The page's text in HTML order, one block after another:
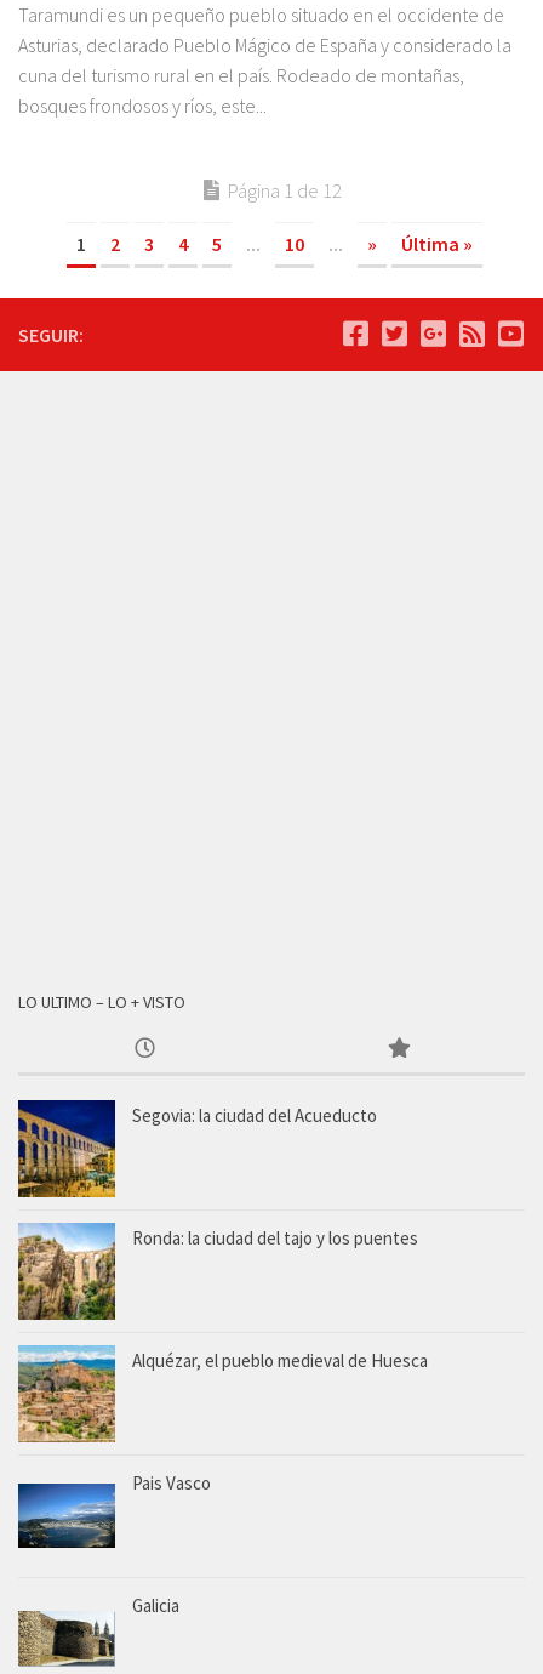
Taramundi es un pequeño pueblo situado en el occidente de
Asturias, declarado Pueblo Mágico de España y considerado la
cuna del turismo rural en el país. Rodeado de montañas,
bosques frondosos y ríos, este...
Página 1 de 12
1 2 3 4 5 ... 10 ... » Última »
SEGUIR:
LO ULTIMO – LO + VISTO
Segovia: la ciudad del Acueducto
Ronda: la ciudad del tajo y los puentes
Alquézar, el pueblo medieval de Huesca
Pais Vasco
Galicia